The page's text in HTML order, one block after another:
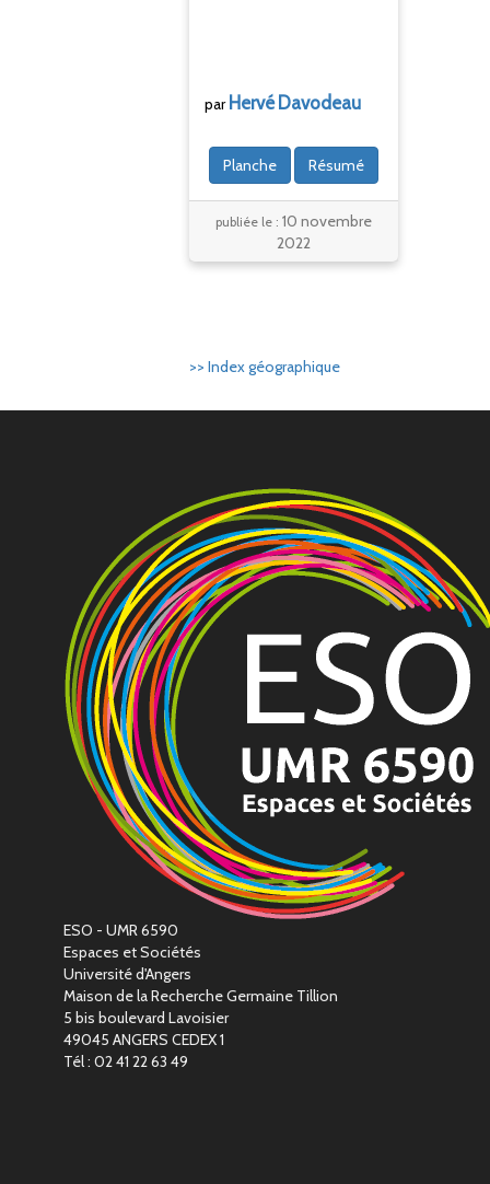
par Hervé Davodeau
Planche Résumé
publiée le :10 novembre
2022
>> Index géographique
ESO - UMR 6590
Espaces et Sociétés
Université d'Angers
Maison de la Recherche Germaine Tillion
5 bis boulevard Lavoisier
49045 ANGERS CEDEX 1
Tél : 02 41 22 63 49